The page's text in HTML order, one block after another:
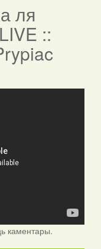
ля
::
каментары.